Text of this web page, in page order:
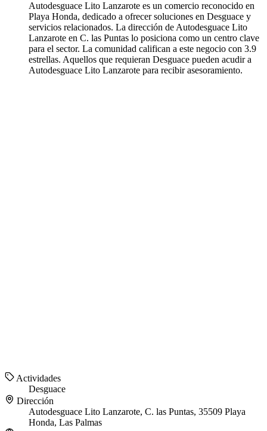
Autodesguace Lito Lanzarote es un comercio reconocido en
Playa Honda, dedicado a ofrecer soluciones en Desguace y
servicios relacionados. La dirección de Autodesguace Lito
Lanzarote en C. las Puntas lo posiciona como un centro clave
para el sector. La comunidad califican a este negocio con 3.9
estrellas. Aquellos que requieran Desguace pueden acudir a
Autodesguace Lito Lanzarote para recibir asesoramiento.
Actividades
Desguace
Dirección
Autodesguace Lito Lanzarote, C. las Puntas, 35509 Playa
Honda, Las Palmas